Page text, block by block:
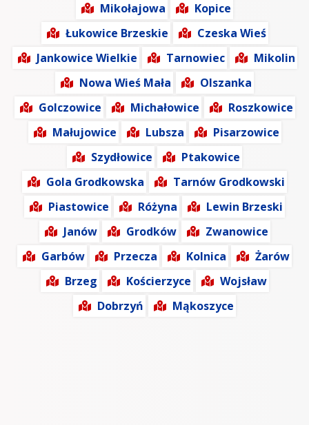
Mikołajowa
Kopice
Łukowice Brzeskie
Czeska Wieś
Jankowice Wielkie
Tarnowiec
Mikolin
Nowa Wieś Mała
Olszanka
Golczowice
Michałowice
Roszkowice
Małujowice
Lubsza
Pisarzowice
Szydłowice
Ptakowice
Gola Grodkowska
Tarnów Grodkowski
Piastowice
Różyna
Lewin Brzeski
Janów
Grodków
Zwanowice
Garbów
Przecza Kolnica
Żarów
Brzeg
Kościerzyce
Wojsław
Dobrzyń
Mąkoszyce